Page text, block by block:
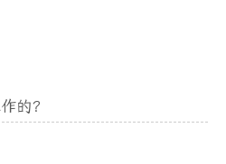
的？